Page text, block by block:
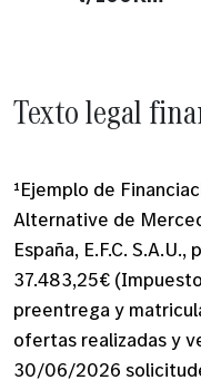
Texto legal
¹Ejemplo de
Alternative de
España, E.F.C.
37.483,25€
preentrega y
ofertas realizadas y
30/06/2026